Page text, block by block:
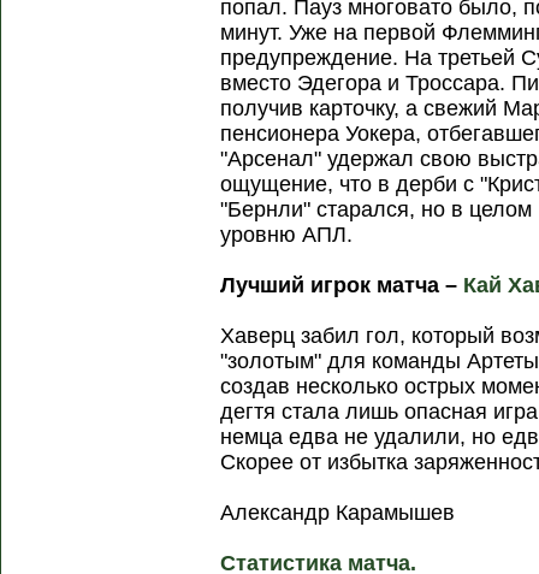
попал. Пауз многовато было,
минут. Уже на первой
предупреждение. На третьей
вместо Эдегора и Троссара.
получив карточку, а свежий
пенсионера Уокера,
"Арсенал" удержал свою
ощущение, что в дерби с
"Бернли" старался, но в целом
уровню АПЛ.
Лучший игрок матча – Кай
Хаверц забил гол, который
"золотым" для команды
создав несколько острых
дегтя стала лишь опасная
немца едва не удалили, но
Скорее от избытка
Александр Карамышев
Статистика матча.